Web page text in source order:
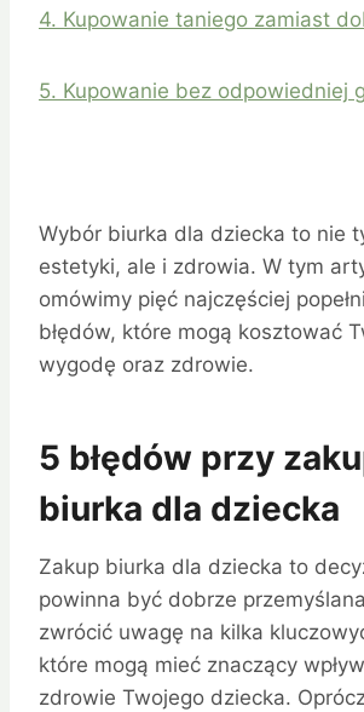
4. Kupowanie taniego zamiast
5. Kupowanie bez odpowiedniej
Wybór biurka dla dziecka to nie
estetyki, ale i zdrowia. W tym
omówimy pięć najczęściej
błędów, które mogą kosztować
wygodę oraz zdrowie.
5 błędów przy
biurka dla dziecka
Zakup biurka dla dziecka to
powinna być dobrze
zwrócić uwagę na kilka
które mogą mieć znaczący
zdrowie Twojego dziecka.